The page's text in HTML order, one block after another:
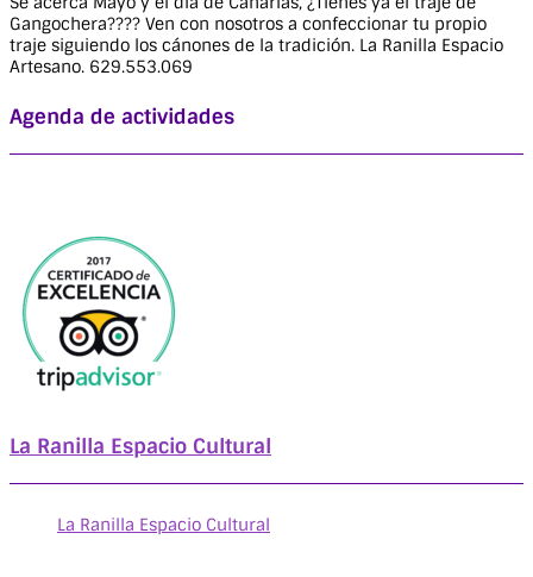
Gangochera???? Ven con nosotros a confeccionar tu propio
traje siguiendo los cánones de la tradición. La Ranilla Espacio
Artesano. 629.553.069
Agenda de actividades
La Ranilla Espacio Cultural
La Ranilla Espacio Cultural